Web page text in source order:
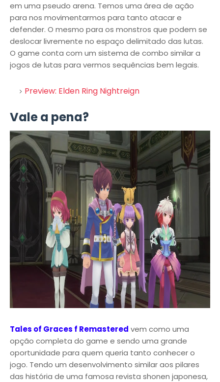
em uma pseudo arena. Temos uma área de ação
para nos movimentarmos para tanto atacar e
defender. O mesmo para os monstros que podem se
deslocar livremente no espaço delimitado das lutas.
O game conta com um sistema de combo similar a
jogos de lutas para vermos sequências bem legais.
Preview: Elden Ring Nightreign
Vale a pena?
Tales of Graces f Remastered vem como uma
opção completa do game e sendo uma grande
oportunidade para quem queria tanto conhecer o
jogo. Tendo um desenvolvimento similar aos pilares
das história de uma famosa revista shonen japonesa,